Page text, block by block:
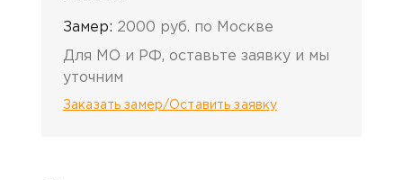
Замер: 2000 руб. по Москве
Для МО и РФ, оставьте заявку и мы
уточним
Заказать замер/Оставить заявку